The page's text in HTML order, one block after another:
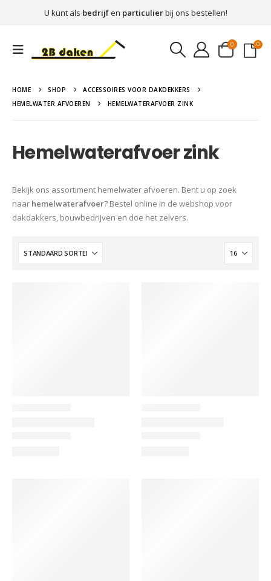
U kunt als bedrijfen particulierbij ons bestellen!
0 0
HOME SHOP
ACCESSOIRES VOOR DAKDEKKERS
HEMELWATER AFVOEREN
HEMELWATERAFVOER ZINK
Hemelwaterafvoer zink
Bekijk ons assortiment hemelwater afvoeren. Bent u op zoek
naar hemelwaterafvoer? Bestel online in de webshop voor
dakdakkers, bouwbedrijven en doe het zelvers.